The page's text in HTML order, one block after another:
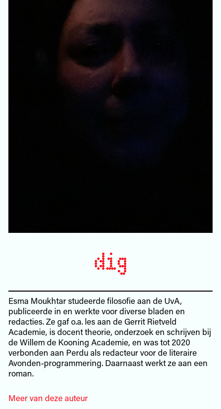
Esma Moukhtar studeerde filosofie aan de UvA,
publiceerde in en werkte voor diverse bladen en
redacties. Ze gaf o.a. les aan de Gerrit Rietveld
Academie, is docent theorie, onderzoek en schrijven bij
de Willem de Kooning Academie, en was tot 2020
verbonden aan Perdu als redacteur voor de literaire
Avonden-programmering. Daarnaast werkt ze aan een
roman.
Meer van deze auteur